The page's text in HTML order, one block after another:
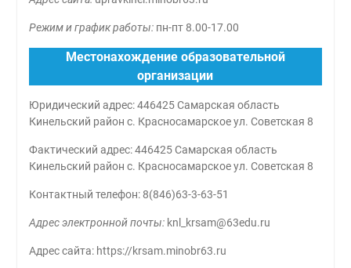
Режим и график работы:пн-пт 8.00-17.00
Местонахождение образовательной
организации
Юридический адрес: 446425 Самарская область
Кинельский район с. Красносамарское ул. Советская 8
Фактический адрес: 446425 Самарская область
Кинельский район с. Красносамарское ул. Советская 8
Контактный телефон: 8(846)63-3-63-51
Адрес электронной почты:knl_krsam@63edu.ru
Адрес сайта: https://krsam.minobr63.ru